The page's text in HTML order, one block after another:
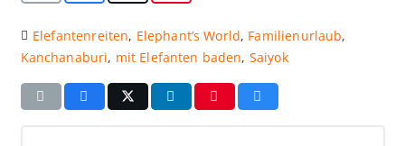
Elefantenreiten, Elephant’s World, Familienurlaub,
Kanchanaburi, mit Elefanten baden, Saiyok